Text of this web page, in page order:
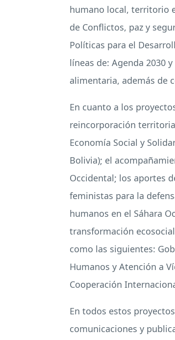
humano local, territorio
de Conflictos, paz y
Políticas para el
líneas de: Agenda 2030
alimentaria, además de
En cuanto a los
reincorporación
Economía Social y
Bolivia); el
Occidental; los aportes
feministas para la
humanos en el Sáhara
transformación
como las siguientes:
Humanos y Atención a
Cooperación
En todos estos
comunicaciones y